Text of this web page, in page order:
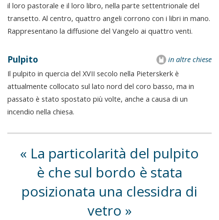
il loro pastorale e il loro libro, nella parte settentrionale del
transetto. Al centro, quattro angeli corrono con i libri in mano.
Rappresentano la diffusione del Vangelo ai quattro venti.
in altre chiese
Pulpito
Il pulpito in quercia del XVII secolo nella Pieterskerk è
attualmente collocato sul lato nord del coro basso, ma in
passato è stato spostato più volte, anche a causa di un
incendio nella chiesa.
La particolarità del pulpito
è che sul bordo è stata
posizionata una clessidra di
vetro